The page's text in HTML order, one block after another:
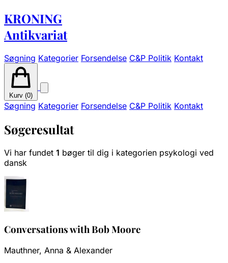
KRONING
Antikvariat
Søgning Kategorier Forsendelse C&P Politik Kontakt
Kurv (0)
Søgning Kategorier Forsendelse C&P Politik Kontakt
Søgeresultat
Vi har fundet 1 bøger til dig i kategorien psykologi ved
dansk
Conversations with Bob Moore
Mauthner, Anna & Alexander